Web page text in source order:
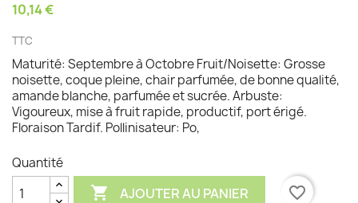
10,14 €
TTC
Maturité: Septembre à Octobre Fruit/Noisette: Grosse
noisette, coque pleine, chair parfumée, de bonne qualité,
amande blanche, parfumée et sucrée. Arbuste:
Vigoureux, mise à fruit rapide, productif, port érigé.
Floraison Tardif. Pollinisateur: Po,
Quantité
 AJOUTER AU PANIER
favorite_border